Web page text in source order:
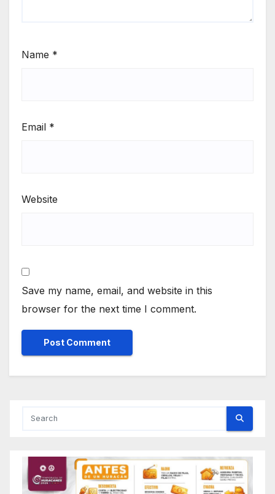
Name *
Email *
Website
Save my name, email, and website in this
browser for the next time I comment.